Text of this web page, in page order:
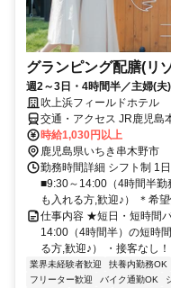
グランピング配膳(リ
週2～3日・4時間半／主婦(夫
吹上浜フィールドホテル
交通・アクセス JR鹿児島
15分）
時給1,030円以上
鹿児島県いちき串木野市
勤務時間詳細 シフト制 1
■9:30～14:00（4時間半勤
も入れる方,歓迎♪） ＊希
仕事内容 ★短日・短時間
14:00（4時間半）の短時
る方,歓迎♪） ・接客なし
業界未経験者歓迎 扶養内勤務OK
フリーター歓迎
バイク通勤OK